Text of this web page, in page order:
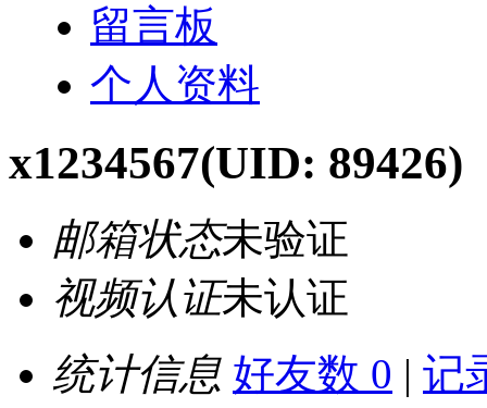
留言板
个人资料
x1234567(UID: 89426)
邮箱状态未验证
视频认证未认证
统计信息 好友数 0 | 记